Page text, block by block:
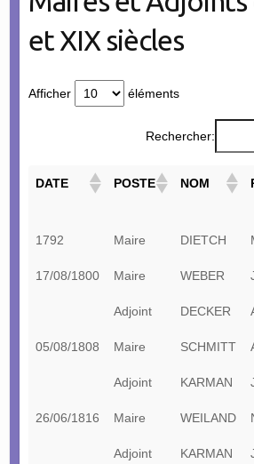
et XIX siècles
Afficher éléments
Rechercher:
DATE POSTE NOM
1792 Maire DIETCH
17/08/1800 Maire WEBER
Adjoint DECKER
05/08/1808 Maire SCHMITT
Adjoint KARMAN
26/06/1816 Maire WEILAND
Adjoint KARMAN